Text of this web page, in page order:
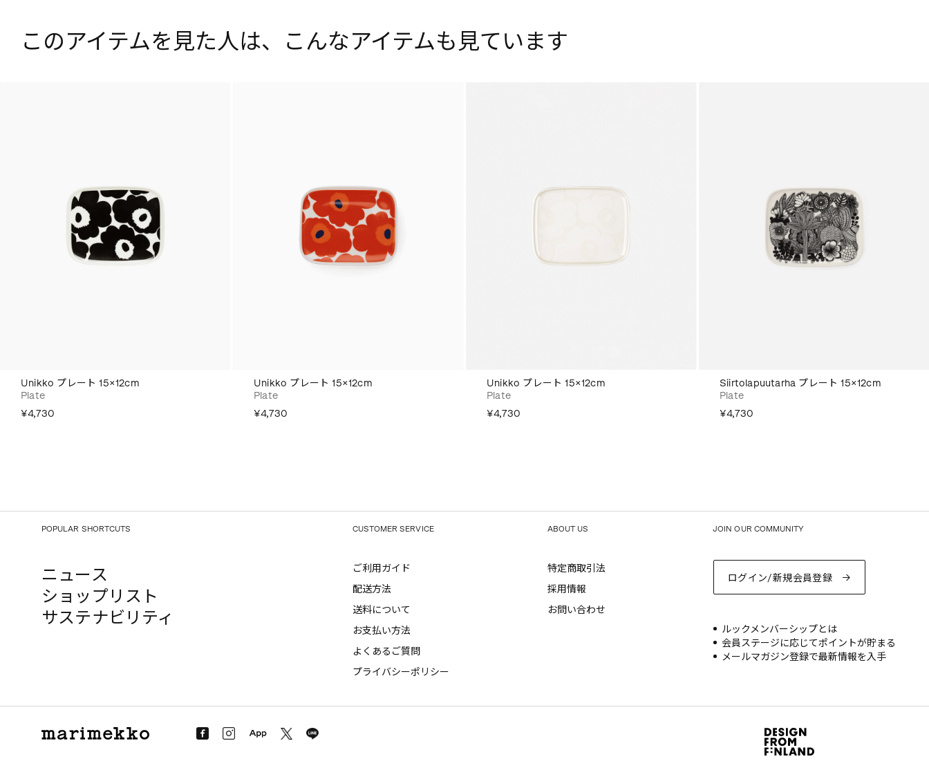
このアイテムを見た人は、 こんなアイテムも見ています
Unikko プレート 15×12cm
Plate
¥4,730
Unikko プレート 15×12cm
Plate
¥4,730
Unikko プレート 15×12cm
Plate
¥4,730
Siirtolapuutarha プレート 15×12cm
Plate
¥4,730
POPULAR SHORTCUTS
ニュース
ショップリスト
サステナビリティ
CUSTOMER SERVICE
ご利用ガイド
配送方法
送料について
お支払い方法
よくあるご質問
プライバシーポリシー
ABOUT US
特定商取引法
採用情報
お問い合わせ
JOIN OUR COMMUNITY
ログイン/新規会員登録
ルックメンバーシップとは
会員ステージに応じてポイントが貯まる
メールマガジン登録で最新情報を入手